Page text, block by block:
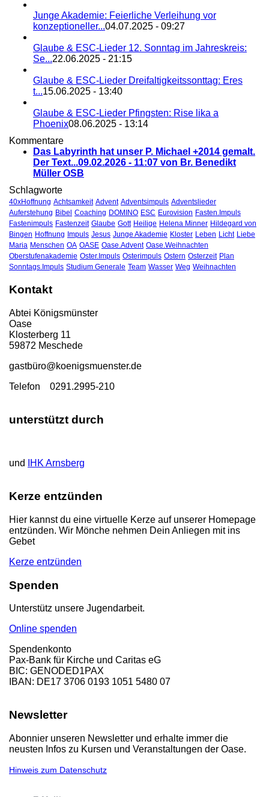
Junge Akademie: Feierliche Verleihung vor
konzeptioneller...04.07.2025 - 09:27
Glaube & ESC-Lieder 12. Sonntag im Jahreskreis:
Se...22.06.2025 - 21:15
Glaube & ESC-Lieder Dreifaltigkeitssonttag: Eres
t...15.06.2025 - 13:40
Glaube & ESC-Lieder Pfingsten: Rise lika a
Phoenix08.06.2025 - 13:14
Kommentare
Das Labyrinth hat unser P. Michael +2014 gemalt.
Der Text...09.02.2026 - 11:07 von Br. Benedikt
Müller OSB
Schlagworte
40xHoffnung Achtsamkeit Advent Adventsimpuls Adventslieder
Auferstehung Bibel Coaching DOMINO ESC Eurovision Fasten.Impuls
Fastenimpuls Fastenzeit Glaube Gott Heilige Helena Minner Hildegard von
Bingen Hoffnung Impuls Jesus Junge Akademie Kloster Leben Licht Liebe
Maria Menschen OA OASE Oase.Advent Oase.Weihnachten
Oberstufenakademie Oster.Impuls Osterimpuls Ostern Osterzeit Plan
Sonntags.Impuls Studium Generale Team Wasser Weg Weihnachten
Kontakt
Abtei Königsmünster
Oase
Klosterberg 11
59872 Meschede
gastbüro@koenigsmuenster.de
Telefon 0291.2995-210
unterstützt durch
und IHK Arnsberg
Kerze entzünden
Hier kannst du eine virtuelle Kerze auf unserer Homepage
entzünden. Wir Mönche nehmen Dein Anliegen mit ins
Gebet
Kerze entzünden
Spenden
Unterstütz unsere Jugendarbeit.
Online spenden
Spendenkonto
Pax-Bank für Kirche und Caritas eG
BIC: GENODED1PAX
IBAN: DE17 3706 0193 1051 5480 07
Newsletter
Abonnier unseren Newsletter und erhalte immer die
neusten Infos zu Kursen und Veranstaltungen der Oase.
Hinweis zum Datenschutz